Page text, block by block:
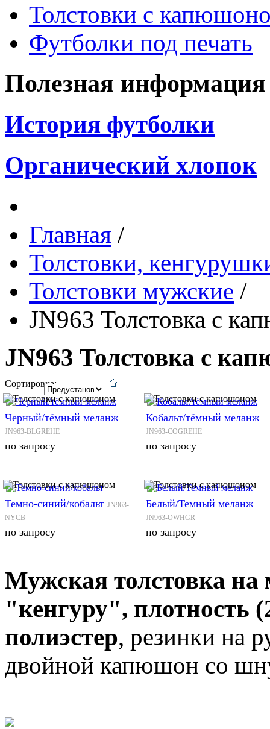
Толстовки с
Футболки под печать
Полезная информация
История футболки
Органический хлопок
Главная /
Толстовки,
Толстовки мужские /
JN963 Толстовка с
JN963 Толстовка с
Сортировка:
Черный/тёмный меланж
JN963-BLGREHE
по запросу
Кобальт/тёмный меланж
JN963-COGREHE
по запросу
Темно-синий/кобальт JN963-
NYCB
по запросу
Белый/Темный меланж
JN963-OWHGR
по запросу
Мужская толстовка
"кенгуру", плотность
полиэстер, резинки на
двойной капюшон со